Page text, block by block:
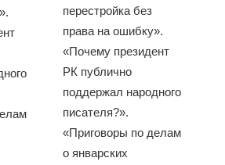
перестройка без
права на ошибку».
«Почему президент
РК публично
поддержал народного
писателя?».
«Приговоры по делам
о январских